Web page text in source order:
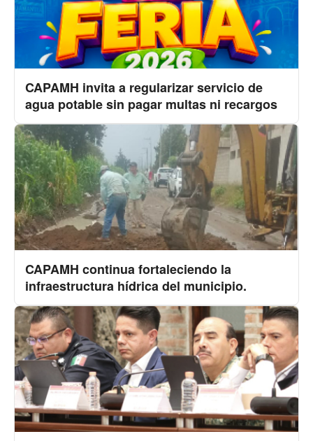
CAPAMH invita a regularizar servicio de
agua potable sin pagar multas ni recargos
CAPAMH continua fortaleciendo la
infraestructura hídrica del municipio.